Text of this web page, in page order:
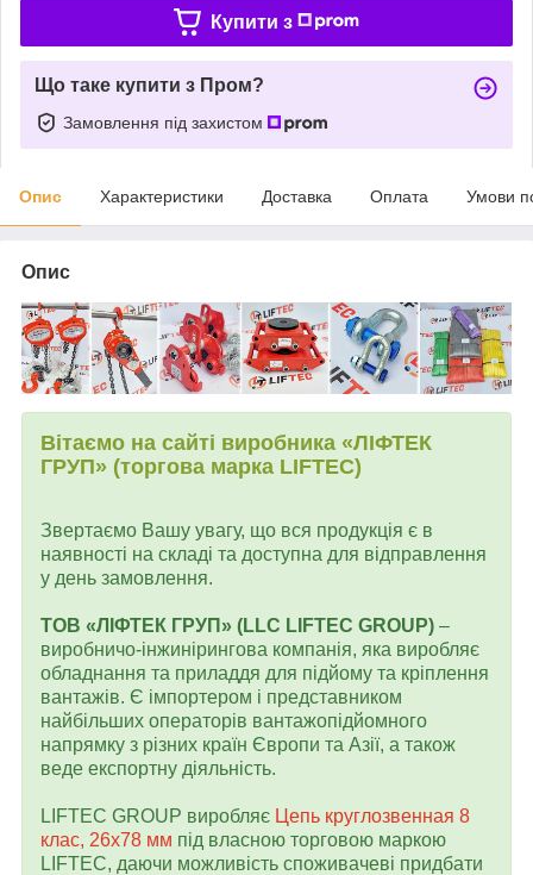
Купити з
Що таке купити з Пром?
Замовлення під захистом
Опис Характеристики Доставка Оплата Умови
Опис
Вітаємо на сайті виробника «ЛІФТЕК
ГРУП» (торгова марка LIFTEC)
Звертаємо Вашу увагу, що вся продукція є в
наявності на складі та доступна для відправлення
у день замовлення.
ТОВ «ЛІФТЕК ГРУП» (LLC LIFTEC GROUP) –
виробничо-інжинірингова компанія, яка виробляє
обладнання та приладдя для підйому та кріплення
вантажів. Є імпортером і представником
найбільших операторів вантажопідйомного
напрямку з різних країн Європи та Азії, а також
веде експортну діяльність.
LIFTEC GROUP виробляє Цепь круглозвенная 8
клас, 26x78 мм під власною торговою маркою
LIFTEC, даючи можливість споживачеві придбати